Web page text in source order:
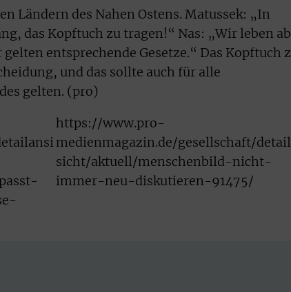
Ländern des Nahen Ostens. Matussek: „In
das Kopftuch zu tragen!“ Nas: „Wir leben
entsprechende Gesetze.“ Das Kopftuch
und das sollte auch für alle
gelten. (pro)
https://www.pro-
medienmagazin.de/gesellschaft/
sicht/aktuell/menschenbild-nicht-
immer-neu-diskutieren-91475/